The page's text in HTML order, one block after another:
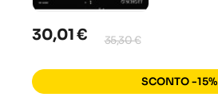
30,01 € 35,30 €
SCONTO -15%